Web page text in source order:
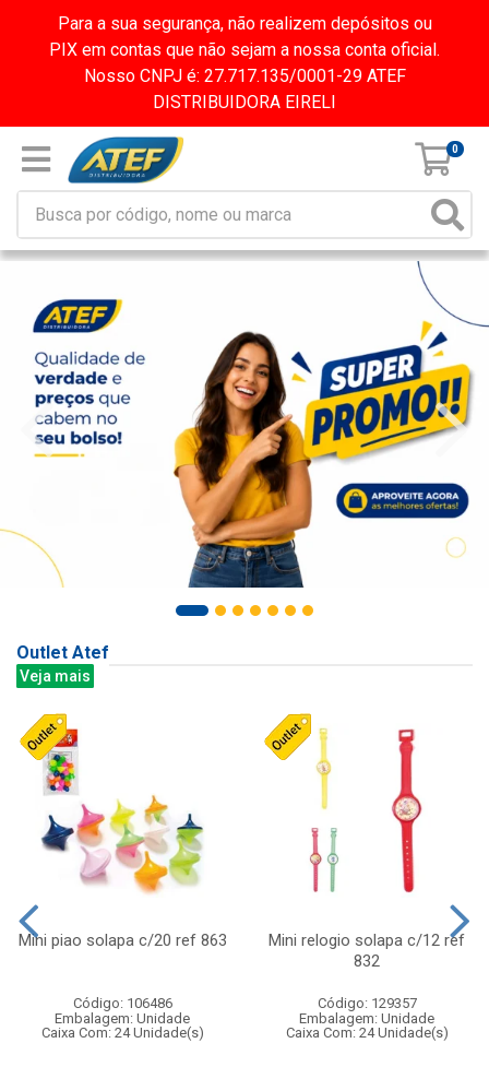
Para a sua segurança, não realizem depósitos ou
PIX em contas que não sejam a nossa conta oficial.
Nosso CNPJ é: 27.717.135/0001-29 ATEF
DISTRIBUIDORA EIRELI
0
Outlet Atef
Veja mais
Mini piao solapa c/20 ref 863
Código: 106486
Embalagem: Unidade
Caixa Com: 24 Unidade(s)
Mini relogio solapa c/12 ref
832
Código: 129357
Embalagem: Unidade
Caixa Com: 24 Unidade(s)